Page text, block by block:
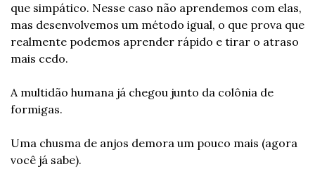
que simpático. Nesse caso não aprendemos com elas,
mas desenvolvemos um método igual, o que prova que
realmente podemos aprender rápido e tirar o atraso
mais cedo.
A multidão humana já chegou junto da colônia de
formigas.
Uma chusma de anjos demora um pouco mais (agora
você já sabe).